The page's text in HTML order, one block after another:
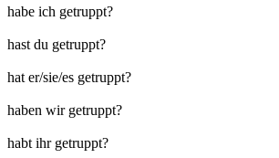
habe ich getruppt?
hast du getruppt?
hat er/sie/es getruppt?
haben wir getruppt?
habt ihr getruppt?